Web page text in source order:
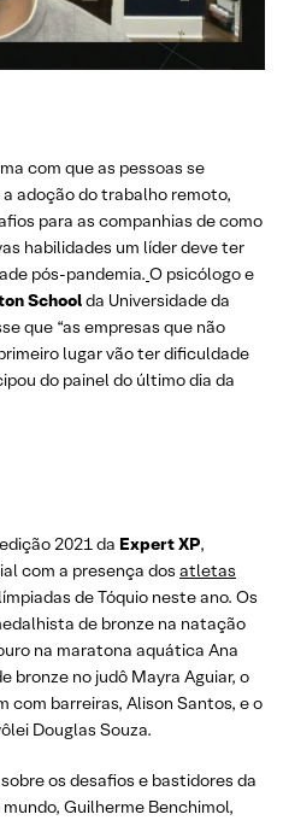
com que as pessoas se
adoção do trabalho remoto,
para as companhias de como
habilidades um líder deve ter
pós-pandemia. O psicólogo e
Schoolda Universidade da
que “as empresas que não
lugar vão ter dificuldade
do painel do último dia da
2021 da Expert XP,
com a presença dos atletas
de Tóquio neste ano. Os
de bronze na natação
na maratona aquática Ana
bronze no judô Mayra Aguiar, o
com barreiras, Alison Santos, e o
Douglas Souza.
os desafios e bastidores da
Guilherme Benchimol,